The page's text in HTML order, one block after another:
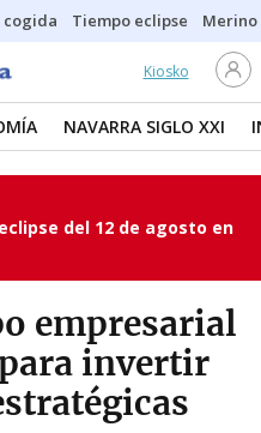
cogida Tiempo eclipse
Kiosko
NAVARRA SIGLO XXI
del 12 de agosto en
empresarial
invertir